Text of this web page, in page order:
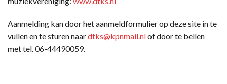
Aanmelding kan door het aanmeldformulier op deze site in te
vullen en te sturen naardtks@kpnmail.nlof door te bellen
met tel. 06-44490059.